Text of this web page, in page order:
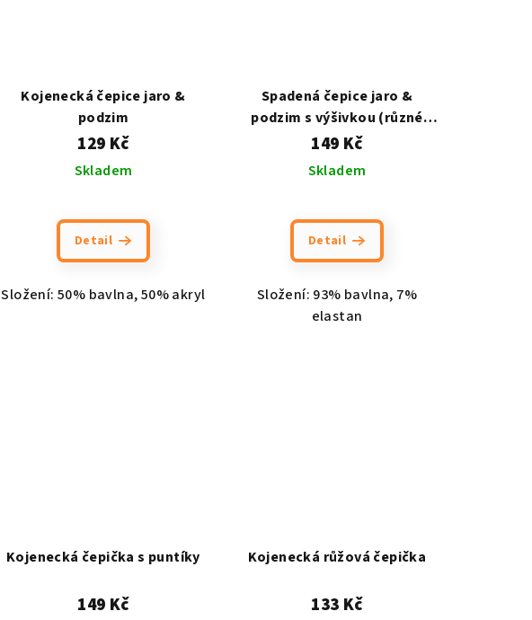
Kojenecká čepice jaro &
podzim
129 Kč
Skladem
Detail
Složení: 50% bavlna, 50% akryl
Spadená čepice jaro &
podzim s výšivkou (různé
barvy)
149 Kč
Skladem
Detail
Složení: 93% bavlna, 7%
elastan
Kojenecká čepička s puntíky
149 Kč
Kojenecká růžová čepička
133 Kč